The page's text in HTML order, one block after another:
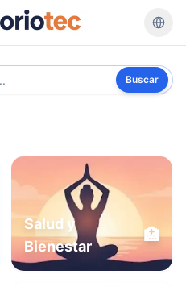
Buscar
Salud y
Bienestar
🏥